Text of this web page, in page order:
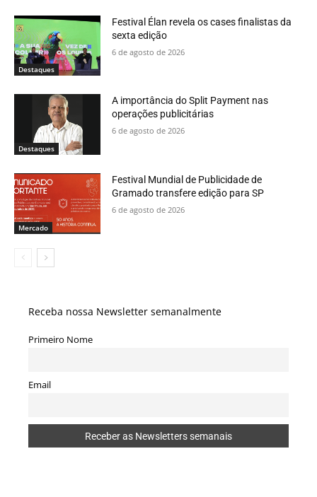
Destaques
Festival Élan revela os cases finalistas da
sexta edição
6 de agosto de 2026
Destaques
A importância do Split Payment nas
operações publicitárias
6 de agosto de 2026
Mercado
Festival Mundial de Publicidade de
Gramado transfere edição para SP
6 de agosto de 2026
Receba nossa Newsletter semanalmente
Primeiro Nome
Email